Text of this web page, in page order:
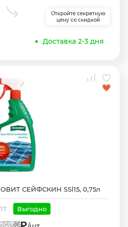
Откройте секретную
цену со скидкой
Доставка 2-3 дня
СЕЙФСКИН SSl15, 0,75л
Выгодно